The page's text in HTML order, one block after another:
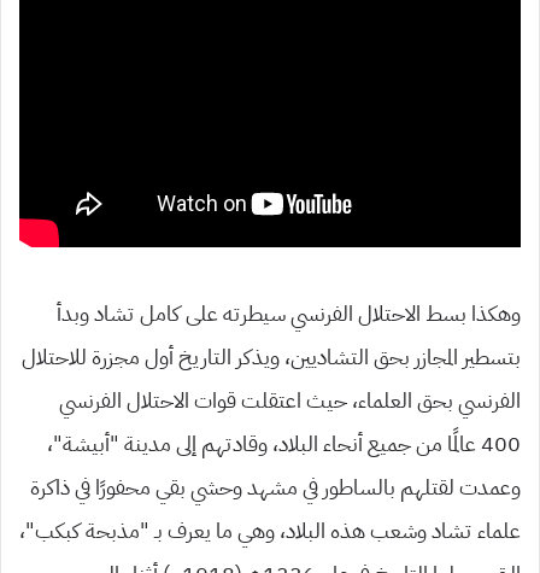
وهكذا بسط الاحتلال الفرنسي سيطرته على كامل تشاد وبدأ
بتسطير المجازر بحق التشاديين، ويذكر التاريخ أول مجزرة للاحتلال
الفرنسي بحق العلماء، حيث اعتقلت قوات الاحتلال الفرنسي
400 عالمًا من جميع أنحاء البلاد، وقادتهم إلى مدينة “أبيشة”،
وعمدت لقتلهم بالساطور في مشهد وحشي بقي محفورًا في ذاكرة
علماء تشاد وشعب هذه البلاد، وهي ما يعرف بـ “مذبحة كبكب”،